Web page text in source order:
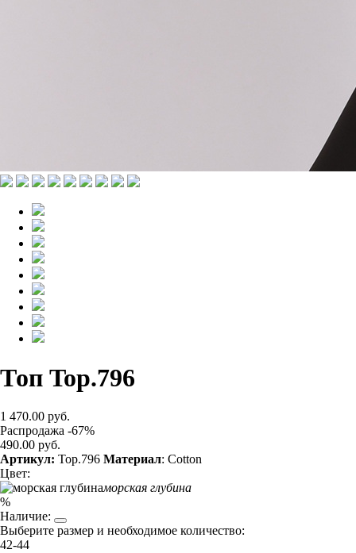
Топ Top.796
1 470.00 руб.
Распродажа -67%
490.00 руб.
Артикул: Top.796 Материал: Cotton
Цвет:
морская глубина
%
Наличие:
Выберите размер и необходимое количество:
42-44